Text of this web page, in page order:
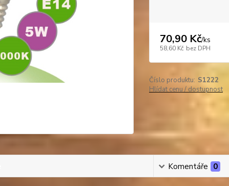
70,90 Kč/ks
58,60 Kč bez DPH
Číslo produktu: S1222
Hlídat cenu / dostupnost
Komentáře 0